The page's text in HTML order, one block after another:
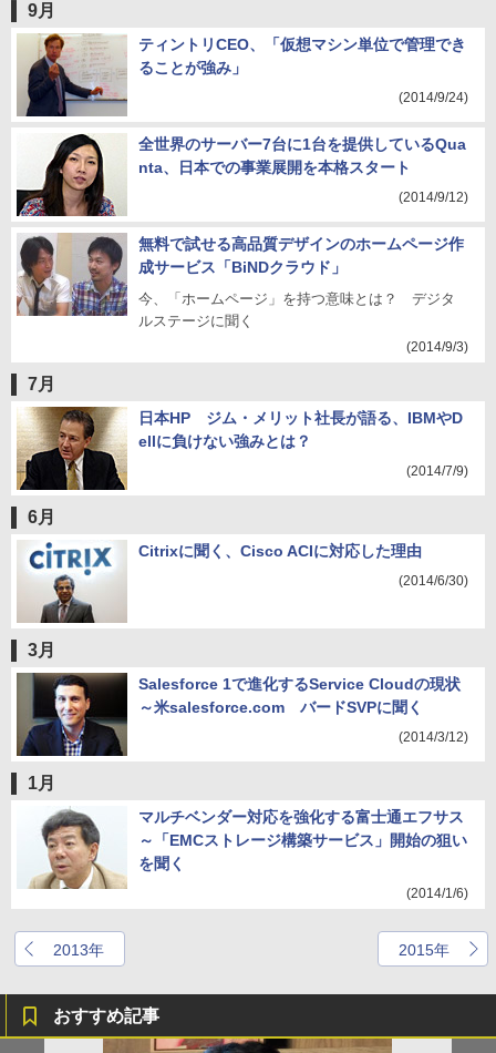
9月
ティントリCEO、「仮想マシン単位で管理でき
ることが強み」
(2014/9/24)
全世界のサーバー7台に1台を提供しているQua
nta、日本での事業展開を本格スタート
(2014/9/12)
無料で試せる高品質デザインのホームページ作
成サービス「BiNDクラウド」
今、「ホームページ」を持つ意味とは？ デジタ
ルステージに聞く
(2014/9/3)
7月
日本HP ジム・メリット社長が語る、IBMやD
ellに負けない強みとは？
(2014/7/9)
6月
Citrixに聞く、Cisco ACIに対応した理由
(2014/6/30)
3月
Salesforce 1で進化するService Cloudの現状
～米salesforce.com バードSVPに聞く
(2014/3/12)
1月
マルチベンダー対応を強化する富士通エフサス
～「EMCストレージ構築サービス」開始の狙い
を聞く
(2014/1/6)
2013年 2015年
おすすめ記事